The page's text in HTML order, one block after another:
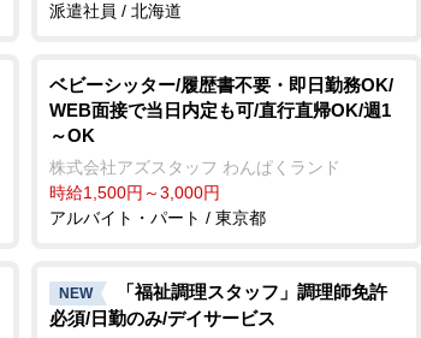
派遣社員 / 北海道
ベビーシッター/履歴書不要・即日勤務OK/
WEB面接で当日内定も可/直行直帰OK/週1
～OK
株式会社アズスタッフ わんぱくランド
時給1,500円～3,000円
アルバイト・パート / 東京都
NEW
「福祉調理スタッフ」調理師免許
必須/日勤のみ/デイサービス